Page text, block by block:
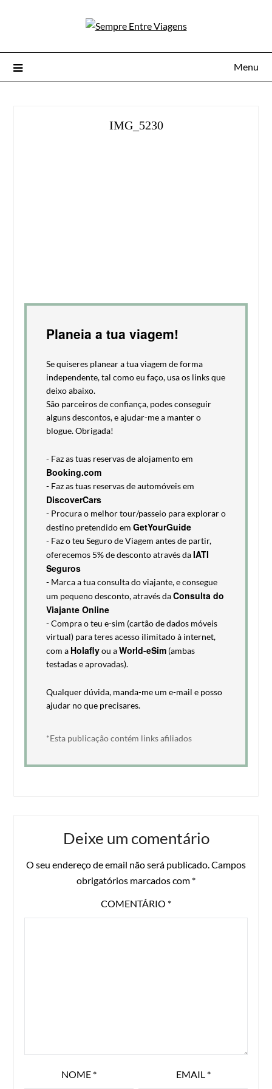
Menu
IMG_5230
Planeia a tua viagem!
Se quiseres planear a tua viagem de forma
independente, tal como eu faço, usa os links que
deixo abaixo.
São parceiros de confiança, podes conseguir
alguns descontos, e ajudar-me a manter o
blogue. Obrigada!
- Faz as tuas reservas de alojamento em
Booking.com
- Faz as tuas reservas de automóveis em
DiscoverCars
- Procura o melhor tour/passeio para explorar o
destino pretendido em GetYourGuide
- Faz o teu Seguro de Viagem antes de partir,
oferecemos 5% de desconto através daIATI
Seguros
- Marca a tua consulta do viajante, e consegue
um pequeno desconto, através daConsulta do
Viajante Online
- Compra o teu e-sim (cartão de dados móveis
virtual) para teres acesso ilimitado à internet,
com a Holaflyou aWorld-eSim(ambas
testadas e aprovadas).
Qualquer dúvida, manda-me um e-mail e posso
ajudar no que precisares.
*Esta publicação contém links afiliados
Deixe um comentário
O seu endereço de email não será publicado.Campos
obrigatórios marcados com *
COMENTÁRIO *
NOME * EMAIL *